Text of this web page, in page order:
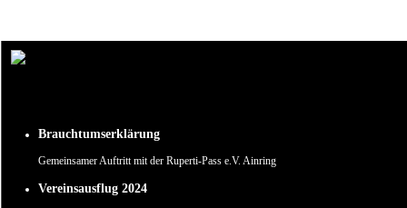
Brauchtumserklärung
Gemeinsamer Auftritt mit der Ruperti-Pass e.V. Ainring
Vereinsausflug 2024